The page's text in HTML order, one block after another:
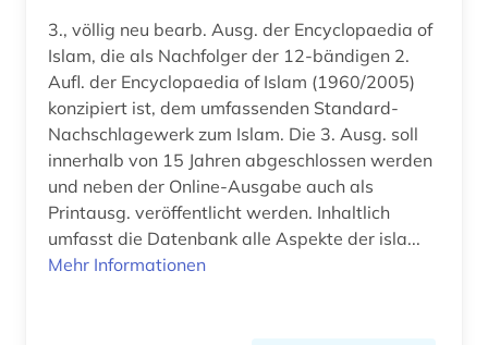
3., völlig neu bearb. Ausg. der Encyclopaedia of
Islam, die als Nachfolger der 12-bändigen 2.
Aufl. der Encyclopaedia of Islam (1960/2005)
konzipiert ist, dem umfassenden Standard-
Nachschlagewerk zum Islam. Die 3. Ausg. soll
innerhalb von 15 Jahren abgeschlossen werden
und neben der Online-Ausgabe auch als
Printausg. veröffentlicht werden. Inhaltlich
umfasst die Datenbank alle Aspekte der isla...
Mehr Informationen